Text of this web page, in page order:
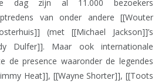
dag zijn al 11.000 bezoekers
van onder andere [[Wouter
(met [[Michael Jackson]]’s
Dulfer]]. Maar ook internationale
de presence waaronder de legendes
Heat]], [[Wayne Shorter]], [[Toots